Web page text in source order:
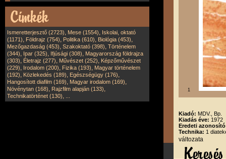
Ismeretterjesztő (2723), Mese (1554), Iskolai, oktató
(1171), Földrajz (754), Politika (610), Biológia (453),
Mezőgazdaság (453), Szakoktató (398), Történelem
(344), Ipar (325), Ifjúsági (308), Magyarország földrajza
(303), Életrajz (277), Művészet (252), Képzőművészet
(229), Irodalom (200), Fizika (193), Magyar történelem
(192), Közlekedés (189), Egészségügy (176),
Hangosított diafilm (169), Magyar irodalom (169),
Növénytan (168), Rajzfilm alapján (133),
Technikatörténet (130),
1
Kiadó: MDV., Bp.
Kiadás éve: 1972
Eredeti
Technika: 1
változata